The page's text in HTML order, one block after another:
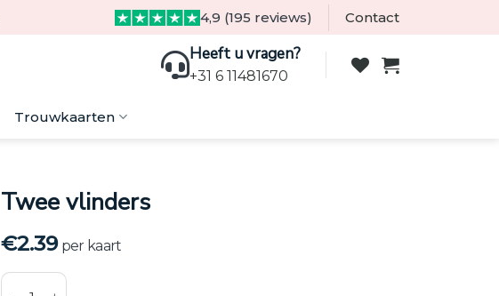
4,9 (195 reviews) Contact
Heeft u vragen?
+31 6 11481670
Trouwkaarten
Twee vlinders
€2.39 per kaart
Twee vlinders aantal